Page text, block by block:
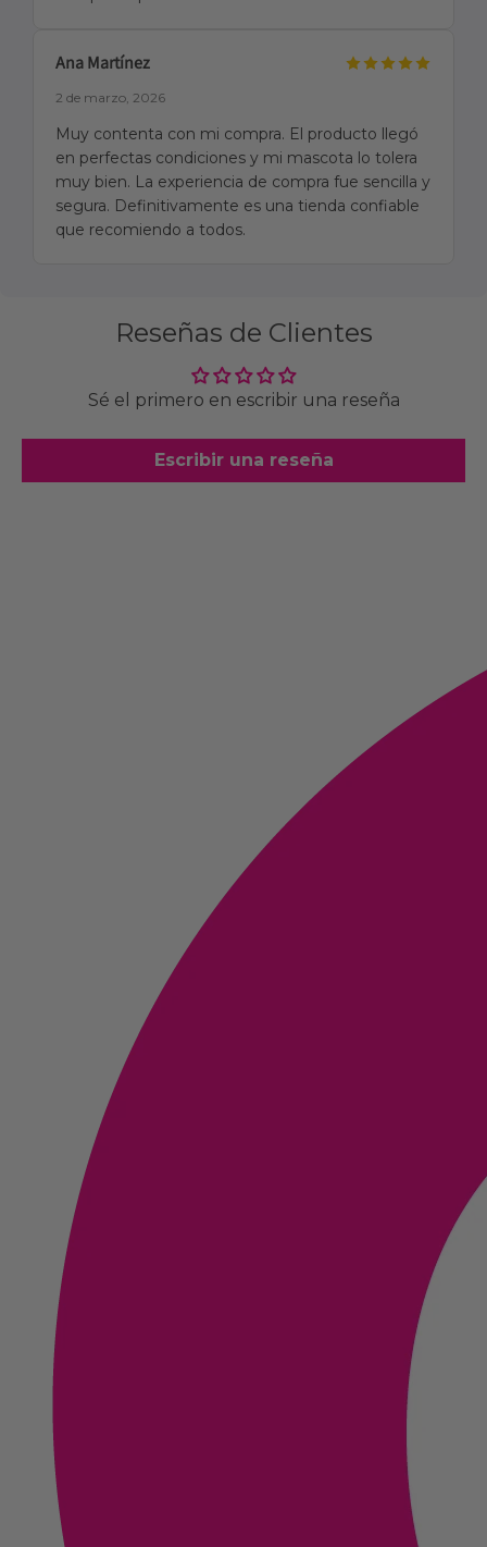
Ana Martínez
2 de marzo, 2026
Muy contenta con mi compra. El producto llegó
en perfectas condiciones y mi mascota lo tolera
muy bien. La experiencia de compra fue sencilla y
segura. Definitivamente es una tienda confiable
que recomiendo a todos.
Reseñas de Clientes
Sé el primero en escribir una reseña
Escribir una reseña